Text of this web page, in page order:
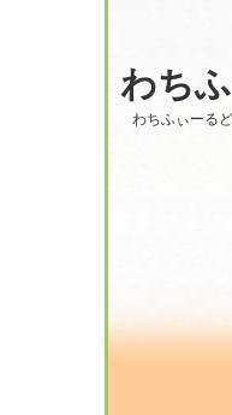
わち
わちふぃーる